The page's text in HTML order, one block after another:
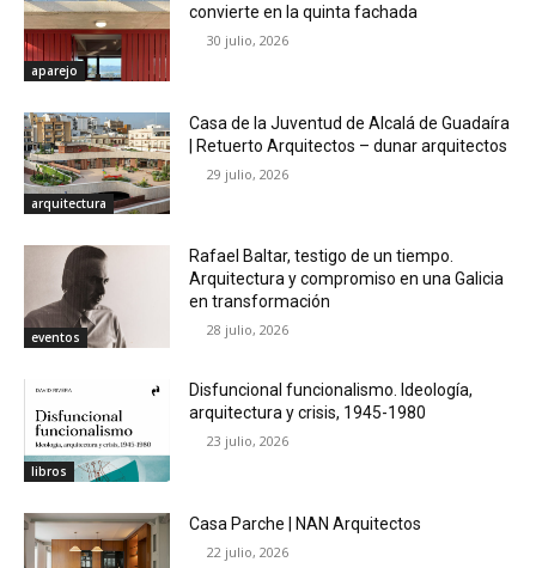
aparejo
convierte en la quinta fachada
30 julio, 2026
arquitectura
Casa de la Juventud de Alcalá de Guadaíra
| Retuerto Arquitectos – dunar arquitectos
29 julio, 2026
eventos
Rafael Baltar, testigo de un tiempo.
Arquitectura y compromiso en una Galicia
en transformación
28 julio, 2026
libros
Disfuncional funcionalismo. Ideología,
arquitectura y crisis, 1945-1980
23 julio, 2026
Casa Parche | NAN Arquitectos
22 julio, 2026